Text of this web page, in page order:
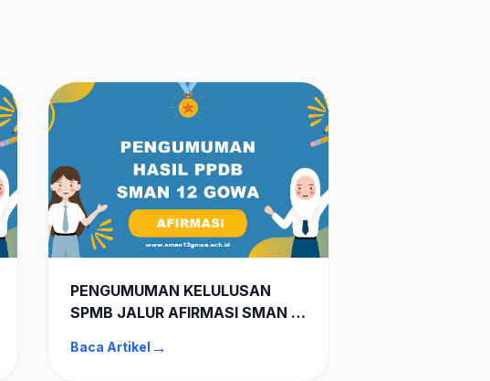
PENGUMUMAN KELULUSAN
SPMB JALUR AFIRMASI SMAN 12
Baca Artikel →